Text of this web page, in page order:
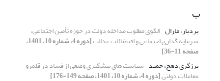
ب
بردبار، مارال الگوی مطلوب مداخله دولت در حوزه تأمین اجتماعی،
سرمایه گذاری اجتماعی و اقتضائات عدالت [دوره 4، شماره 10، 1401،
صفحه 11-36]
برزگری دهج، حمید سیاست های پیشگیری وضعی از فساد در قلمرو
معاملات دولتی[دوره 4، شماره 10، 1401، صفحه 149-176]